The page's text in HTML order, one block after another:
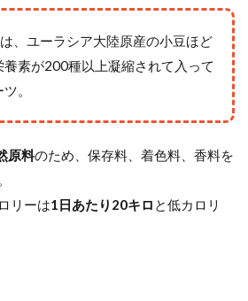
は、ユーラシア大陸原産の小豆ほど
素が200種以上凝縮されて入って
。
原料のため、保存料、着色料、香料を
リーは1日あたり20キロ と低カロリ